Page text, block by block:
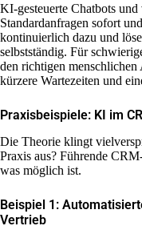
KI-gesteuerte Chatbots
Standardanfragen sofort
kontinuierlich dazu und
selbstständig. Für
den richtigen menschlichen
kürzere Wartezeiten und
Praxisbeispiele: KI im
Die Theorie klingt
Praxis aus? Führende
was möglich ist.
Beispiel 1:
Vertrieb